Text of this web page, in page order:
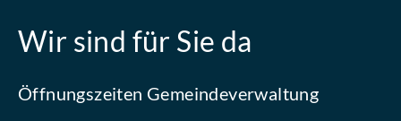
Wir sind für Sie da
Öffnungszeiten Gemeindeverwaltung